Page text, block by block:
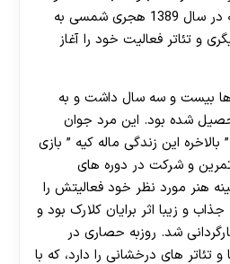
هدیه بیشتر فقط با ثبت نام در
سمت و جهت دهد. روزبه در سال 1389 هجری شمسی به
و تئاتر فعالیت خود را آغاز
ها بیست و سه سال داشت و به
شده بود. این مرد جوان
بالاخره این زندگی ماله کیه ” بازی
و شرکت در دوره های
هنر مورد نظر خود فعالیتش را
و زیبا اثر برایان کلارک بود و
شد. روزبه حصاری در
تئاتر های درخشانی را دارد، که با